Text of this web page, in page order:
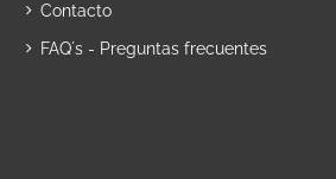
Contacto
FAQ´s - Preguntas frecuentes